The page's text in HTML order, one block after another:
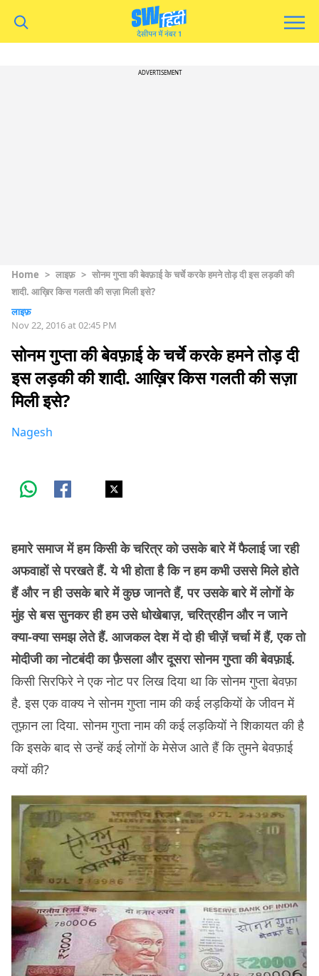
ADVERTISEMENT
Home > लाइफ़ > सोनम गुप्ता की बेवफ़ाई के चर्चे करके हमने तोड़ दी इस लड़की की
शादी. आख़िर किस गलती की सज़ा मिली इसे?
लाइफ़
Nov 22, 2016 at 02:45 PM
सोनम गुप्ता की बेवफ़ाई के चर्चे करके हमने तोड़ दी
इस लड़की की शादी. आख़िर किस गलती की सज़ा
मिली इसे?
Nagesh
हमारे समाज में हम किसी के चरित्र को उसके बारे में फैलाई जा रही
अफवाहों से परखते हैं. ये भी होता है कि न हम कभी उससे मिले होते
हैं और न ही उसके बारे में कुछ जानते हैं, पर उसके बारे में लोगों के
मुंह से बस सुनकर ही हम उसे धोखेबाज़, चरित्रहीन और न जाने
क्या-क्या समझ लेते हैं. आजकल देश में दो ही चीज़ें चर्चा में हैं, एक तो
मोदीजी का नोटबंदी का फ़ैसला और दूसरा सोनम गुप्ता की बेवफ़ाई.
किसी सिरफिरे ने एक नोट पर लिख दिया था कि सोनम गुप्ता बेवफ़ा
है. इस एक वाक्य ने सोनम गुप्ता नाम की कई लड़कियों के जीवन में
तूफ़ान ला दिया. सोनम गुप्ता नाम की कई लड़कियों ने शिकायत की है
कि इसके बाद से उन्हें कई लोगों के मेसेज आते हैं कि तुमने बेवफ़ाई
क्यों की?